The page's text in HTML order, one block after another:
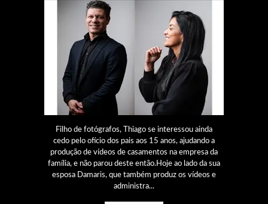
Filho de fotógrafos, Thiago se interessou ainda
cedo pelo ofício dos pais aos 15 anos, ajudando a
produção de vídeos de casamentos na empresa da
família, e não parou deste então.Hoje ao lado da sua
esposa Damaris, que também produz os vídeos e
administra...